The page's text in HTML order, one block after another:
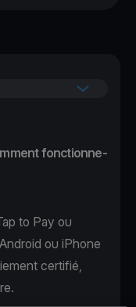
fonctionne-
to Pay ou
ou iPhone
certifié,